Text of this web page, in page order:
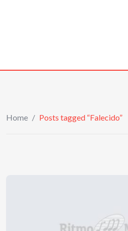
Home / Posts tagged “Falecido”